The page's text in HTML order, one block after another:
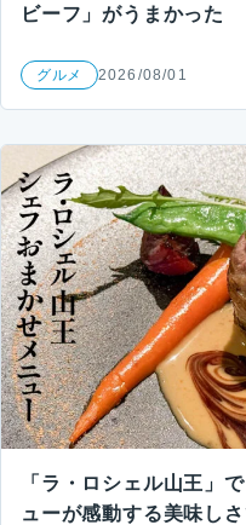
ビーフ」がうまかった
グルメ 2026/08/01
「ラ・ロシェル山王」
ューが感動する美味しさ